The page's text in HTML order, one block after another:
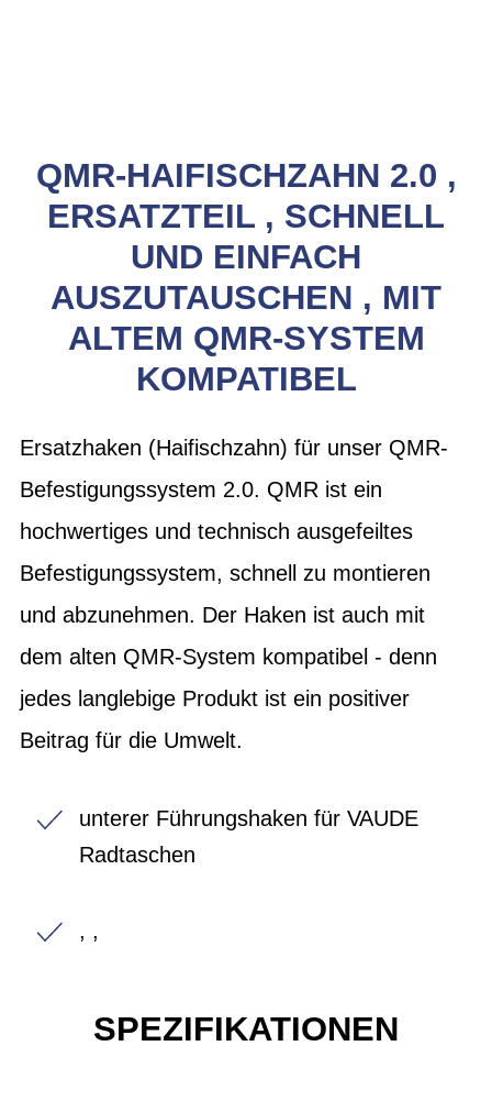
QMR-HAIFISCHZAHN 2.0 ,
ERSATZTEIL , SCHNELL
UND EINFACH
AUSZUTAUSCHEN , MIT
ALTEM QMR-SYSTEM
KOMPATIBEL
Ersatzhaken (Haifischzahn) für unser QMR-
Befestigungssystem 2.0. QMR ist ein
hochwertiges und technisch ausgefeiltes
Befestigungssystem, schnell zu montieren
und abzunehmen. Der Haken ist auch mit
dem alten QMR-System kompatibel - denn
jedes langlebige Produkt ist ein positiver
Beitrag für die Umwelt.
unterer Führungshaken für VAUDE
Radtaschen
, ,
SPEZIFIKATIONEN